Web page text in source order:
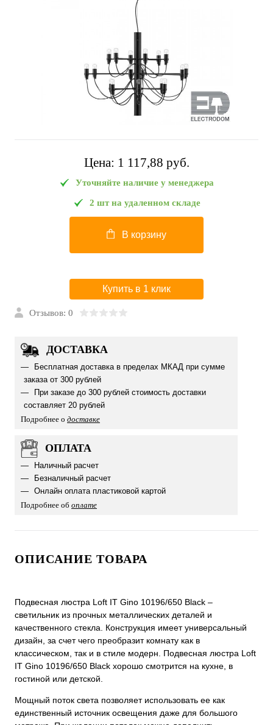
Цена: 1 117,88 pуб.
Уточняйте наличие у менеджера
2 шт на удаленном складе
В корзину
Купить в 1 клик
Отзывов: 0
ДОСТАВКА
Бесплатная доставка в пределах МКАД при сумме
заказа от 300 рублей
При заказе до 300 рублей стоимость доставки
составляет 20 рублей
Подробнее о доставке
ОПЛАТА
Наличный расчет
Безналичный расчет
Онлайн оплата пластиковой картой
Подробнее об оплате
ОПИСАНИЕ ТОВАРА
Подвесная люстра Loft IT Gino 10196/650 Black –
светильник из прочных металлических деталей и
качественного стекла. Конструкция имеет универсальный
дизайн, за счет чего преобразит комнату как в
классическом, так и в стиле модерн. Подвесная люстра Loft
IT Gino 10196/650 Black хорошо смотрится на кухне, в
гостиной или детской.
Мощный поток света позволяет использовать ее как
единственный источник освещения даже для большого